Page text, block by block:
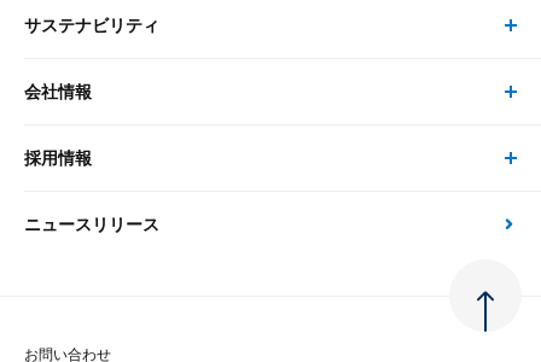
大和総研の強み
先端テクノロジーに基づく新たな価値の創出
政策分析
書籍
セミナー トップ
現在受付中のセミナー・イベント
サステナビリティ
サステナビリティの取り組み
次世代社会への貢献
会社情報
会社情報 トップ
会社概要・役員一覧
採用情報
採用情報 トップ
ニュースリリース
お問い合わせ